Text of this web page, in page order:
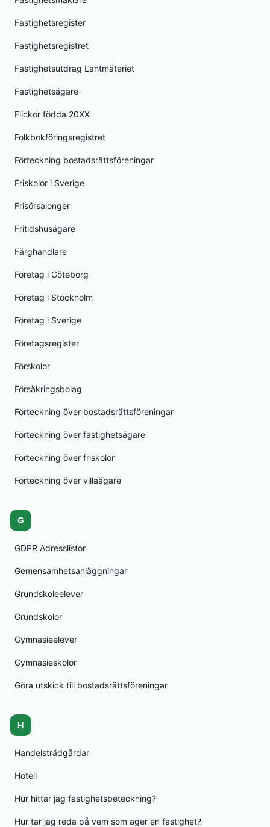
Fastighetsregister
Fastighetsregistret
Fastighetsutdrag Lantmäteriet
Fastighetsägare
Flickor födda 20XX
Folkbokföringsregistret
Förteckning bostadsrättsföreningar
Friskolor i Sverige
Frisörsalonger
Fritidshusägare
Färghandlare
Företag i Göteborg
Företag i Stockholm
Företag i Sverige
Företagsregister
Förskolor
Försäkringsbolag
Förteckning över bostadsrättsföreningar
Förteckning över fastighetsägare
Förteckning över friskolor
Förteckning över villaägare
G
GDPR Adresslistor
Gemensamhetsanläggningar
Grundskoleelever
Grundskolor
Gymnasieelever
Gymnasieskolor
Göra utskick till bostadsrättsföreningar
H
Handelsträdgårdar
Hotell
Hur hittar jag fastighetsbeteckning?
Hur tar jag reda på vem som äger en fastighet?